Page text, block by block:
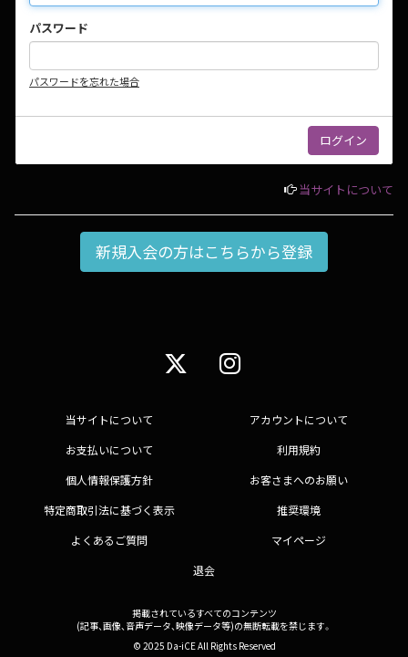
パスワード
パスワードを忘れた場合
当サイトについて
新規入会の方はこちらから登録
当サイトについて
アカウントについて
お支払いについて
利用規約
個人情報保護方針
お客さまへのお願い
特定商取引法に基づく表示
推奨環境
よくあるご質問
マイページ
退会
掲載されているすべてのコンテンツ
(記事、画像、音声データ、映像データ等)の無断転載を禁じます。
© 2025 Da-iCE All Rights Reserved